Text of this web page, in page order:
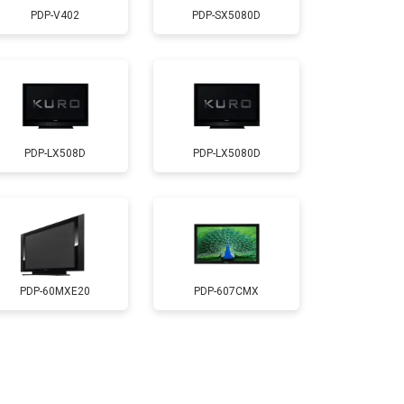
5200 ₽ Заказать
3100 ₽
3700 ₽ Заказать
5500 ₽ Заказать
3900 ₽
PDP-V402 PDP-SX5080D
PDP-LX508D PDP-LX5080D
PDP-60MXE20 PDP-607CMX